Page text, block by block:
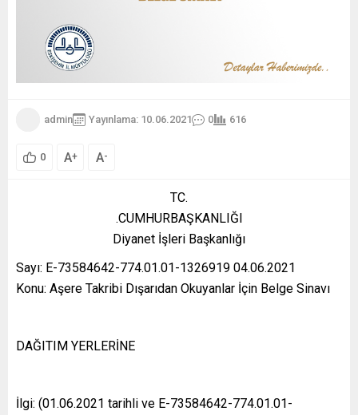
admin Yayınlama: 10.06.2021 0 616
0 A+ A-
TC.
.CUMHURBAŞKANLIĞI
Diyanet İşleri Başkanlığı
Sayı: E-73584642-774.01.01-1326919 04.06.2021
Konu: Aşere Takribi Dışarıdan Okuyanlar İçin Belge Sinavı
DAĞITIM YERLERİNE
İlgi: (01.06.2021 tarihli ve E-73584642-774.01.01-